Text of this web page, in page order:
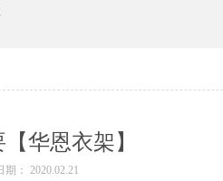
华恩衣架】
期： 2020.02.21